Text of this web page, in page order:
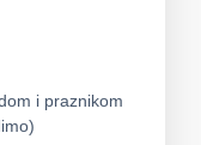
i praznikom